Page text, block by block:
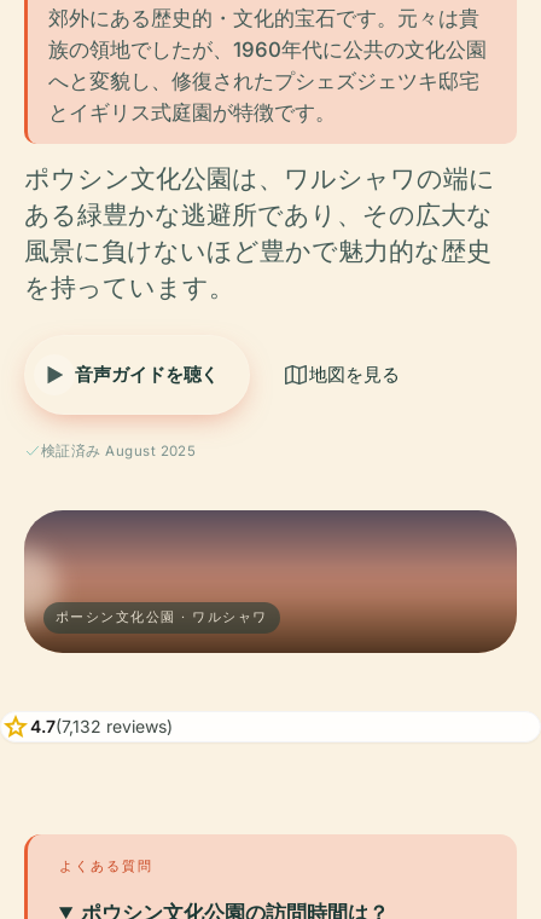
郊外にある歴史的・文化的宝石です。元々は貴
族の領地でしたが、1960年代に公共の文化公園
へと変貌し、修復されたプシェズジェツキ邸宅
とイギリス式庭園が特徴です。
ポウシン文化公園は、ワルシャワの端に
ある緑豊かな逃避所であり、その広大な
風景に負けないほど豊かで魅力的な歴史
を持っています。
音声ガイドを聴く 地図を見る
検証済み August 2025
ポーシン文化公園 · ワルシャワ
star4.7(7,132 reviews)
よくある質問
ポウシン文化公園の訪問時間は？